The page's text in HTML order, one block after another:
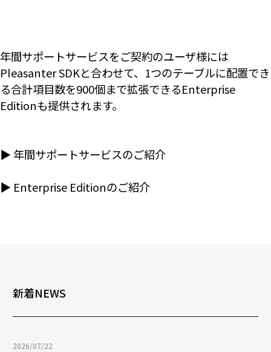
年間サポートサービスをご契約のユーザ様には
Pleasanter SDKと合わせて、1つのテーブルに配置でき
る合計項目数を900個まで拡張できるEnterprise
Editionも提供されます。
▶ 年間サポートサービスのご紹介
▶ Enterprise Editionのご紹介
新着NEWS
2026/07/22